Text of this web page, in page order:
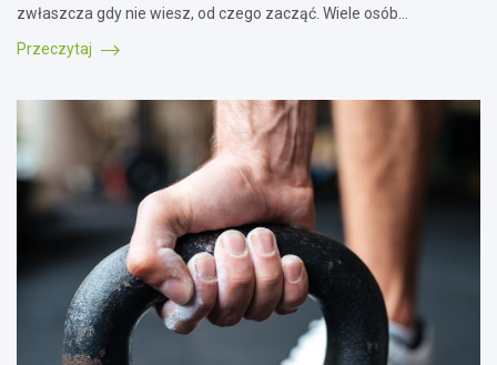
zwłaszcza gdy nie wiesz, od czego zacząć. Wiele osób…
Przeczytaj